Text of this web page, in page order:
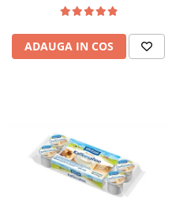
ADAUGA IN COS